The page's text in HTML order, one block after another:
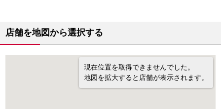
店舗を地図から選択する
現在位置を取得できませんでした。
地図を拡大すると店舗が表示されます。